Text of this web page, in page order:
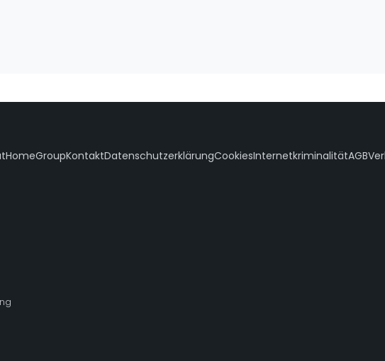
KontaktDatenschutzerklärungCookiesInternetkriminalitätAGB